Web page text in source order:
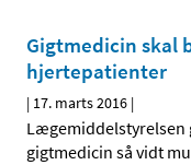
Gigtmedicin skal
hjertepatienter
| 17. marts 2016 |
Lægemiddelstyrelsen
gigtmedicin så vidt